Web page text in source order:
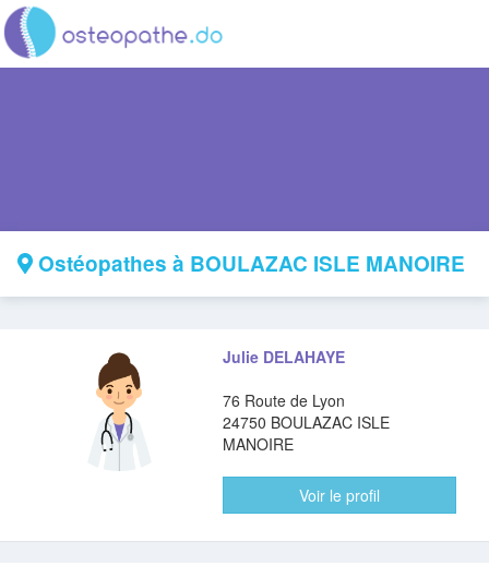
Ostéopathes à BOULAZAC ISLE MANOIRE
Julie DELAHAYE
76 Route de Lyon
24750 BOULAZAC ISLE
MANOIRE
Voir le profil